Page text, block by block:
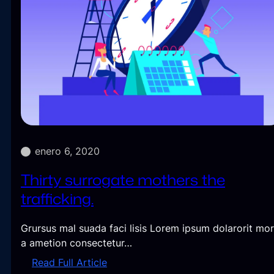
enero 6, 2020
Thirty surrogate mothers the
trafficking.
Grursus mal suada faci lisis Lorem ipsum dolarorit
a ametion consectetur…
Read Full Article: